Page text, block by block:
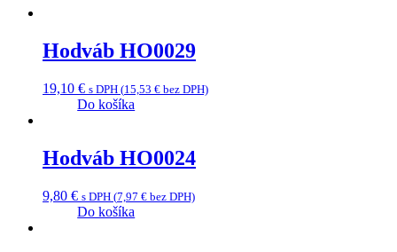
Hodváb HO0029
19,10 € s DPH (15,53 € bez DPH)
Do košíka
Hodváb HO0024
9,80 € s DPH (7,97 € bez DPH)
Do košíka